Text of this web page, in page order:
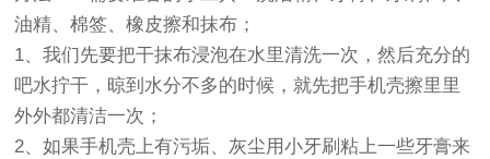
油精、棉签、橡皮擦和抹布；
1、我们先要把干抹布浸泡在水里清洗一次，然后充分的
吧水拧干，晾到水分不多的时候，就先把手机壳擦里里
外外都清洁一次；
2、如果手机壳上有污垢、灰尘用小牙刷粘上一些牙膏来